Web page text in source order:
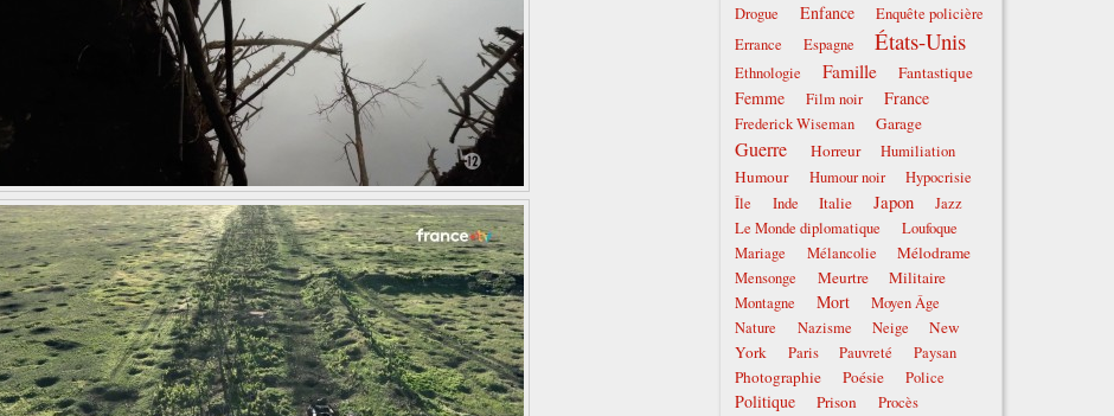
Drogue Enfance
Enquête policière
Errance
Espagne États-Unis
Ethnologie Famille Fantastique
Femme Film noir France
Frederick Wiseman Garage
Guerre Horreur Humiliation
Humour Humour noir
Hypocrisie
Île
Inde Italie Japon
Jazz
Le Monde diplomatique
Loufoque
Mariage
Mélancolie Mélodrame
Mensonge Meurtre Militaire
Montagne Mort
Moyen Âge
Nature
Nazisme Neige
New
York
Paris Pauvreté Paysan
Photographie Poésie Police
Politique Prison
Procès